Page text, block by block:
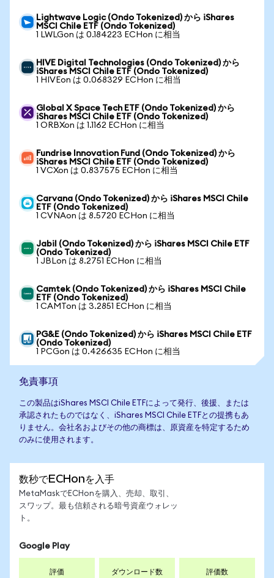
Lightwave Logic (Ondo Tokenized) から iShares
MSCI Chile ETF (Ondo Tokenized)
1 LWLGon は 0.184223 ECHon に相当
HIVE Digital Technologies (Ondo Tokenized) から
iShares MSCI Chile ETF (Ondo Tokenized)
1 HIVEon は 0.068329 ECHon に相当
Global X Space Tech ETF (Ondo Tokenized) から
iShares MSCI Chile ETF (Ondo Tokenized)
1 ORBXon は 1.1162 ECHon に相当
Fundrise Innovation Fund (Ondo Tokenized) から
iShares MSCI Chile ETF (Ondo Tokenized)
1 VCXon は 0.837575 ECHon に相当
Carvana (Ondo Tokenized) から iShares MSCI Chile
ETF (Ondo Tokenized)
1 CVNAon は 8.5720 ECHon に相当
Jabil (Ondo Tokenized) から iShares MSCI Chile ETF
(Ondo Tokenized)
1 JBLon は 8.2751 ECHon に相当
Camtek (Ondo Tokenized) から iShares MSCI Chile
ETF (Ondo Tokenized)
1 CAMTon は 3.2851 ECHon に相当
PG&E (Ondo Tokenized) から iShares MSCI Chile ETF
(Ondo Tokenized)
1 PCGon は 0.426635 ECHon に相当
免責事項
この製品はiShares MSCI Chile ETFによって発行、後援、または
承認されたものではなく、iShares MSCI Chile ETFとの提携もあ
りません。会社名およびその他の商標は、原資産を特定するため
のみに使用されます。
数秒でECHonを入手
MetaMaskでECHonを購入、売却、取引、
スワップ。最も信頼される暗号資産ウォレッ
ト。
Google Play
評価 ダウンロード数 評価数